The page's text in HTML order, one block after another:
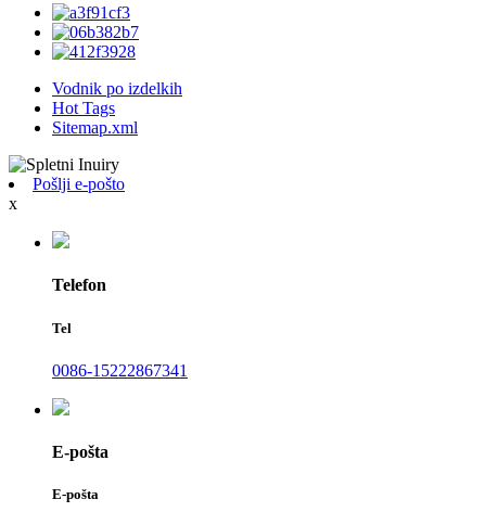
Vodnik po izdelkih
Hot Tags
Sitemap.xml
Pošlji e-pošto
x
Telefon
Tel
0086-15222867341
E-pošta
E-pošta